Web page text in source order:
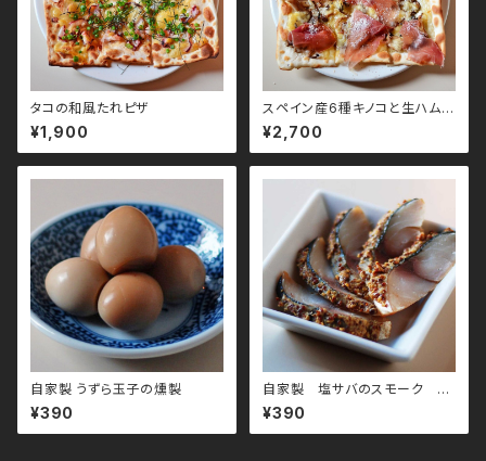
タコの和風たれピザ
¥1,900
スペイン産6種キノコと生ハムの
ピザ
¥2,700
自家製 うずら玉子の燻製
¥390
自家製 塩サバのスモーク マ
スタード少々
¥390